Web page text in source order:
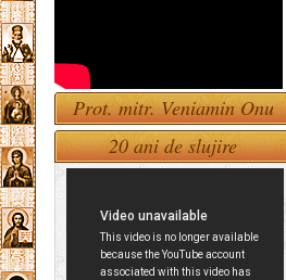
Prot. mitr. Veniamin Onu
20 ani de slujire